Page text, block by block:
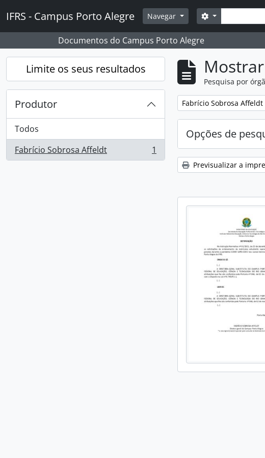
IFRS - Campus Porto Alegre Navegar Pesquisar
Opções de busca
Documentos do Campus Porto Alegre
Limite os seus resultados
Produtor
Todos
Fabrício Sobrosa Affeldt
, 1 resultados 1
Pesquisa por
Remover filtro:
Fabrício Sobrosa Affeldt
Opções de
Previsualizar a